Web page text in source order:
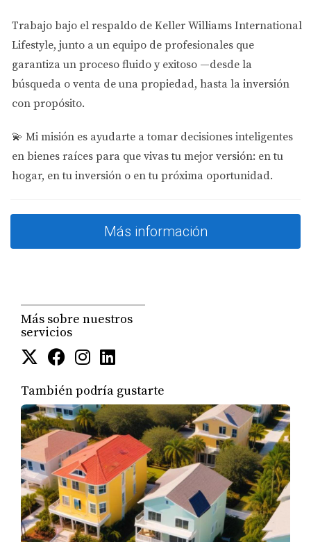
Doral (El motor corporativo y familiar):
siendo una de las joyas de la corona. Su
combinación de escuelas de primer nivel, seguridad
y su rol como sede de cientos de multinacionales
garantiza que los
tengan una demanda de alquiler altísima y estable
todo el año. Aquí tu inversión no depende del
turismo, depende de la economía real.
alta densidad):Son sectores ideales para el alquiler
mercado de renta.
Miramar y Pembroke Pines (El escape hacia el
norte):
Si buscas propiedades un poco más nuevas,
ligeramente más competitivos que en el centro de
Miami, cruzar la línea hacia el sur de Broward en
estas zonas es una estrategia brillante de
crecimiento patrimonial.
Mi conclusión como tu asesora:
No existe una "mala inversión" en Miami, lo que existen
son malas estrategias. Si buscas negociar precios y tienes
Trabajo bajo el respaldo de Keller Williams International
Lifestyle, junto a un equipo de profesionales que
garantiza un proceso fluido y exitoso —desde la
búsqueda o venta de una propiedad, hasta la inversión
con propósito.
💫 Mi misión es ayudarte a tomar decisiones inteligentes
en bienes raíces para que vivas tu mejor versión: en tu
hogar, en tu inversión o en tu próxima oportunidad.
Más información
Más sobre nuestros
servicios
También podría gustarte